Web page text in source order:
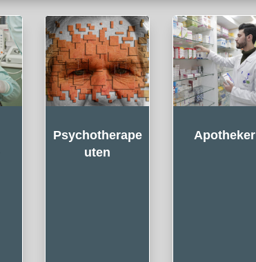
Psychotherape
uten
Apotheker